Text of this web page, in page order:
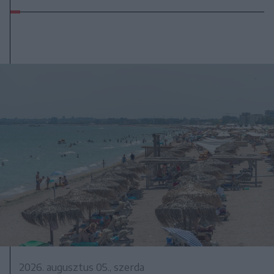
2026. augusztus 05., szerda